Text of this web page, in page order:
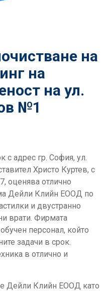
на
на
на ул.
№1
с адрес гр. София, ул.
Христо Куртев, с
оценява отлично
Дейли Клийн ЕООД по
и двустранно
врати. Фирмата
персонал, който
задачи в срок.
в отлично и
Дейли Клийн ЕООД като